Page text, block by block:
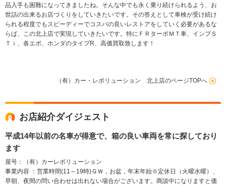
品入手も困難になってきましたね。そんな中でも永く乗り続けられるよう、お
世話の出来るお店づくりをしていきたいです。その答えとして車検が受け続け
られる程度でもスピーディーでコスパの良いレストアをしていく必要があるな
らば、この北上店で実現していきたいです。特にＦＲターボＭＴ車、インプＳ
Ｔｉ、各エボ、ホンダのタイプR、高価買取致します！
（有）カー・レボリューション 北上店のページTOPへ
お店紹介ダイジェスト
平成14年以前の名車が得意で、箱の良い車両を常に探しており
ます
屋号：（有）カーレボリューション
事業内容 ：営業時間(11～19時)ＧＷ，お盆，年末年始※定休日（火曜水曜）、
早朝、夜間の問い合わせは出れない場合がございます。商談中になりますと価